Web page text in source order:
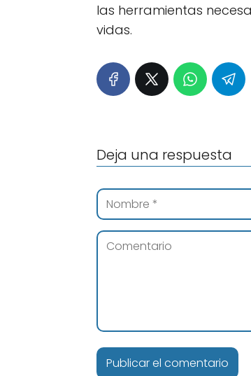
las herramientas
vidas.
Deja una respuesta